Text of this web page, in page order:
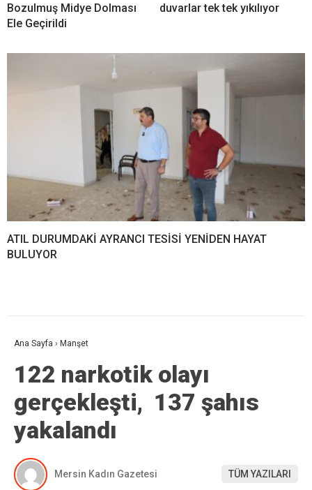
Bozulmuş Midye Dolması
Ele Geçirildi
duvarlar tek tek yıkılıyor
ATIL DURUMDAKİ AYRANCI TESİSİ YENİDEN HAYAT
BULUYOR
Ana Sayfa › Manşet
122 narkotik olayı
gerçekleşti, 137 şahıs
yakalandı
Mersin Kadın Gazetesi TÜM YAZILARI